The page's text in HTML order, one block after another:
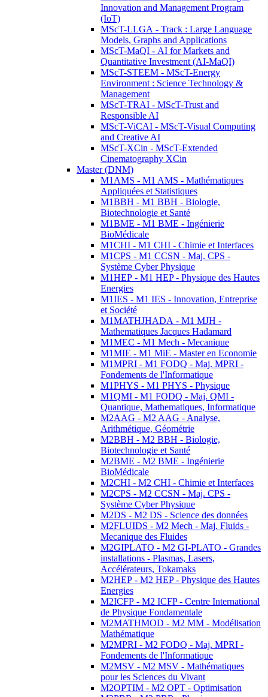
Innovation and Management Program
(IoT)
MScT-LLGA - Track : Large Language
Models, Graphs and Applications
MScT-MaQI - AI for Markets and
Quantitative Investment (AI-MaQI)
MScT-STEEM - MScT-Energy
Environment : Science Technology &
Management
MScT-TRAI - MScT-Trust and
Responsible AI
MScT-ViCAI - MScT-Visual Computing
and Creative AI
MScT-XCin - MScT-Extended
Cinematography XCin
Master (DNM)
M1AMS - M1 AMS - Mathématiques
Appliquées et Statistiques
M1BBH - M1 BBH - Biologie,
Biotechnologie et Santé
M1BME - M1 BME - Ingénierie
BioMédicale
M1CHI - M1 CHI - Chimie et Interfaces
M1CPS - M1 CCSN - Maj. CPS -
Système Cyber Physique
M1HEP - M1 HEP - Physique des Hautes
Energies
M1IES - M1 IES - Innovation, Entreprise
et Société
M1MATHJHADA - M1 MJH -
Mathematiques Jacques Hadamard
M1MEC - M1 Mech - Mecanique
M1MIE - M1 MiE - Master en Economie
M1MPRI - M1 FODQ - Maj. MPRI -
Fondements de l'Informatique
M1PHYS - M1 PHYS - Physique
M1QMI - M1 FODQ - Maj. QMI -
Quantique, Mathematiques, Informatique
M2AAG - M2 AAG - Analyse,
Arithmétique, Géométrie
M2BBH - M2 BBH - Biologie,
Biotechnologie et Santé
M2BME - M2 BME - Ingénierie
BioMédicale
M2CHI - M2 CHI - Chimie et Interfaces
M2CPS - M2 CCSN - Maj. CPS -
Système Cyber Physique
M2DS - M2 DS - Science des données
M2FLUIDS - M2 Mech - Maj. Fluids -
Mecanique des Fluides
M2GIPLATO - M2 GI-PLATO - Grandes
installations - Plasmas, Lasers,
Accélérateurs, Tokamaks
M2HEP - M2 HEP - Physique des Hautes
Energies
M2ICFP - M2 ICFP - Centre International
de Physique Fondamentale
M2MATHMOD - M2 MM - Modélisation
Mathématique
M2MPRI - M2 FODQ - Maj. MPRI -
Fondements de l'Informatique
M2MSV - M2 MSV - Mathématiques
pour les Sciences du Vivant
M2OPTIM - M2 OPT - Optimisation